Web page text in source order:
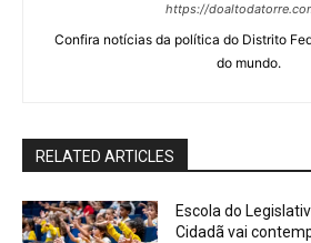
https://
Confira notícias da política do Distrito
do mundo.
RELATED ARTICLES
Escola do
Cidadã vai